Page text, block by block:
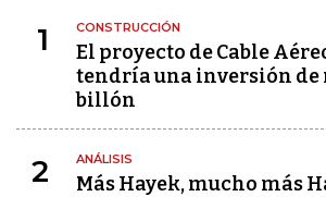
1 CONSTRUCCIÓN
El proyecto de Cable
tendría una inversión de
billón
2 ANÁLISIS
Más Hayek, mucho más